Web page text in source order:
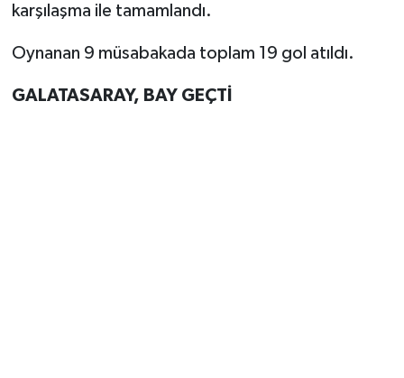
karşılaşma ile tamamlandı.
Oynanan 9 müsabakada toplam 19 gol atıldı.
GALATASARAY, BAY GEÇTİ